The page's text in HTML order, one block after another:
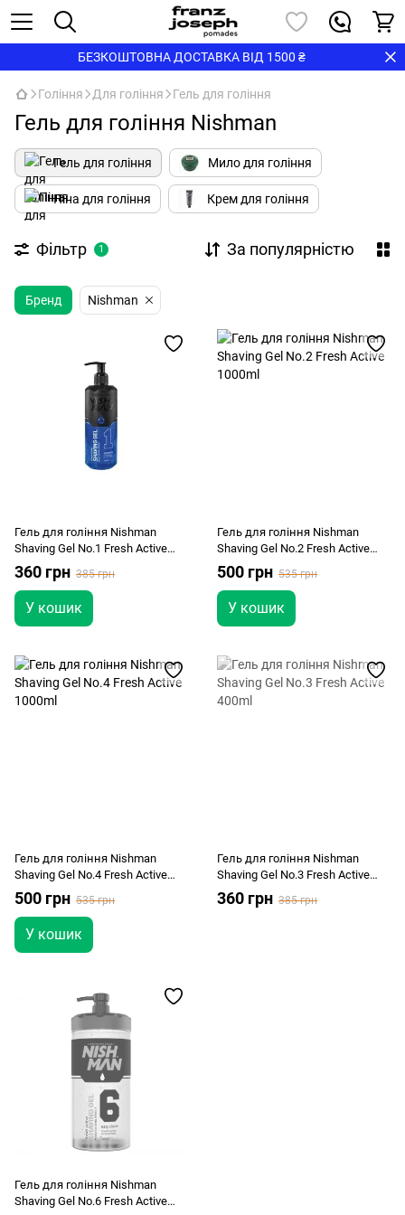
БЕЗКОШТОВНА ДОСТАВКА ВІД 1500 ₴
Гоління Для гоління Гель для гоління
Гель для гоління Nishman
Гель для гоління Мило для гоління
Піна для гоління Крем для гоління
Фільтр 1 За популярністю
Бренд Nishman
Гель для гоління Nishman
Shaving Gel No.1 Fresh Active
400ml
360 грн 385 грн
У кошик
Гель для гоління Nishman
Shaving Gel No.2 Fresh Active
1000ml
500 грн 535 грн
У кошик
Гель для гоління Nishman
Shaving Gel No.4 Fresh Active
1000ml
500 грн 535 грн
У кошик
Гель для гоління Nishman
Shaving Gel No.3 Fresh Active
400ml
360 грн 385 грн
Гель для гоління Nishman
Shaving Gel No.6 Fresh Active